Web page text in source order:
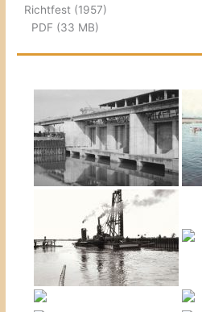
Richtfest (1957)
PDF (33 MB)